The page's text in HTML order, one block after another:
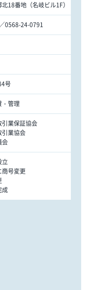
18番地（名岐ビル1F）
0568-24-0791
号
・管理
引業保証協会
引業協会
会
立
号変更
成